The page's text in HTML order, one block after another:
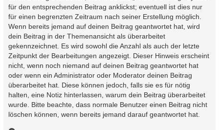
für den entsprechenden Beitrag anklickst; eventuell ist dies nur
für einen begrenzten Zeitraum nach seiner Erstellung möglich.
Wenn bereits jemand auf deinen Beitrag geantwortet hat, wird
dein Beitrag in der Themenansicht als überarbeitet
gekennzeichnet. Es wird sowohl die Anzahl als auch der letzte
Zeitpunkt der Bearbeitungen angezeigt. Dieser Hinweis erscheint
nicht, wenn noch niemand auf deinen Beitrag geantwortet hat
oder wenn ein Administrator oder Moderator deinen Beitrag
überarbeitet hat. Diese können jedoch, falls sie es für nötig
halten, eine Notiz hinterlassen, warum dein Beitrag überarbeitet
wurde. Bitte beachte, dass normale Benutzer einen Beitrag nicht
löschen können, wenn bereits jemand darauf geantwortet hat.